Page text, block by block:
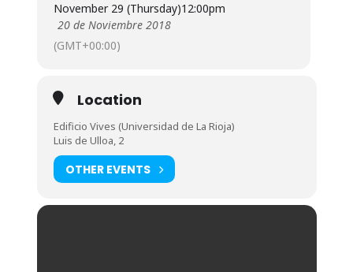
November 29 (Thursday)12:00pm
20 de Noviembre 2018
(GMT+00:00)
Location
Edificio Vives (Universidad de La Rioja)
Luis de Ulloa, 2
OTHER EVENTS